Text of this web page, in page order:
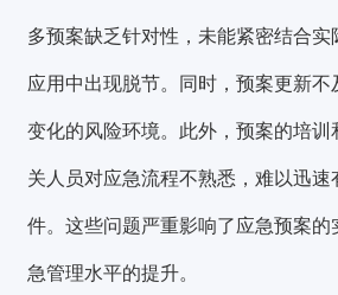
多预案缺乏针对性 ，未能紧密结合
应用中出现脱节。同时，预案更新不
变化的风险环境。此外，预案的培训
关人员对应急流程不熟悉，难以迅速
件。这些问题严重影响了应急预案的
急管理水平的提升。